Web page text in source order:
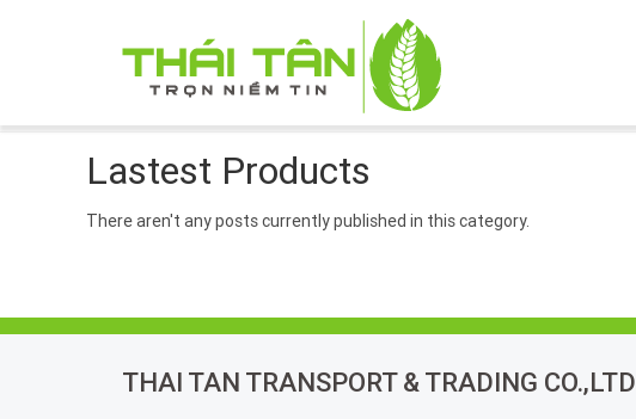
Lastest Products
There aren't any posts currently published in this category.
THAI TAN TRANSPORT & TRADING CO.,LTD